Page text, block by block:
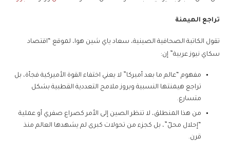
تراجع الهيمنة
تقول الكاتبة الصحافية الصينية، سعاد ياي شين هوا، لموقع “اقتصاد
سكاي نيوز عربية” إن:
مفهوم “عالم ما بعد أميركا” لا يعني اختفاء القوة الأميركية فجأة، بل
تراجع هيمنتها النسبية وبروز ملامح التعددية القطبية بشكل
متسارع.
من هذا المنطلق، لا تنظر الصين إلى الأمر كصراع صفري أو عملية
“إحلال محلّ”، بل كجزء من تحولات كبرى لم يشهدها العالم منذ
قرن.